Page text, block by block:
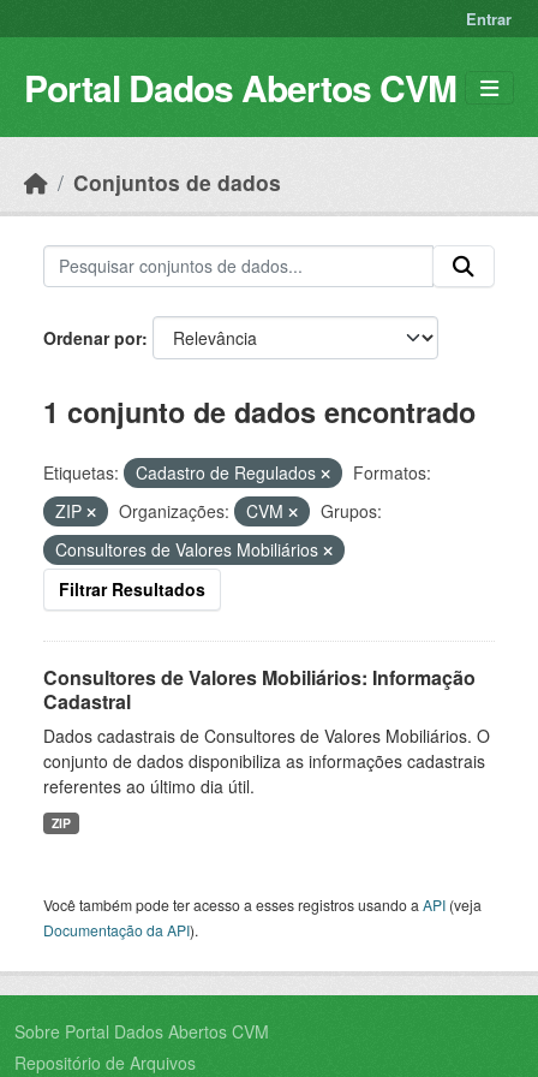
Entrar
Portal Dados Abertos CVM
Conjuntos de dados
Ordenar por
1 conjunto de dados encontrado
Etiquetas: Cadastro de Regulados
Formatos:
ZIP
Organizações: CVM
Grupos:
Consultores de Valores Mobiliários
Filtrar Resultados
Consultores de Valores Mobiliários: Informação
Cadastral
Dados cadastrais de Consultores de Valores Mobiliários. O
conjunto de dados disponibiliza as informações cadastrais
referentes ao último dia útil.
ZIP
Você também pode ter acesso a esses registros usando a API (veja
Documentação da API).
Sobre Portal Dados Abertos CVM
Repositório de Arquivos